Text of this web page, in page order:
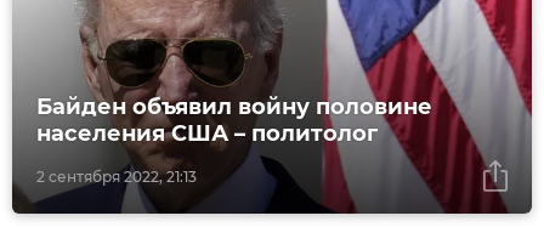
2 сентября 2022, 21:13
Байден объявил войну половине
населения США – политолог